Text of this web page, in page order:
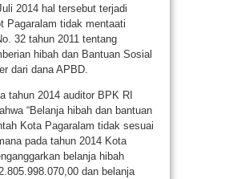
2014 hal tersebut terjadi
Pagaralam tidak mentaati
32 tahun 2011 tentang
hibah dan Bantuan Sosial
dari dana APBD.
tahun 2014 auditor BPK RI
“Belanja hibah dan bantuan
Kota Pagaralam tidak sesuai
pada tahun 2014 Kota
belanja hibah
dan belanja